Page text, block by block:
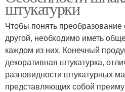
штукатурки
Чтобы понять преобразование
другой, необходимо иметь
каждом из них. Конечный
декоративная штукатурка,
разновидности штукатурных
представляющих собой